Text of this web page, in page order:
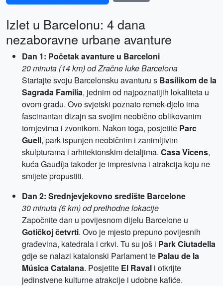
Izlet u Barcelonu: 4 dana
nezaboravne urbane avanture
Dan 1: Početak avanture u Barceloni
20 minuta (14 km) od Zračne luke Barcelona
Startajte svoju Barcelonsku avanturu s Basilikom de la
Sagrada Familia, jednim od najpoznatijih lokaliteta u
ovom gradu. Ovo svjetski poznato remek-djelo ima
fascinantan dizajn sa svojim neobično oblikovanim
tornjevima i zvonikom. Nakon toga, posjetite Parc
Guell, park ispunjen neobičnim i zanimljivim
skulpturama i arhitektonskim detaljima. Casa Vicens,
kuća Gaudíja također je impresivna i atrakcija koju ne
smijete propustiti.
Dan 2: Srednjevjekovno središte Barcelone
30 minuta (6 km) od prethodne lokacije
Započnite dan u povijesnom dijelu Barcelone u
Gotičkoj četvrti. Ovo je mjesto prepuno povijesnih
građevina, katedrala i crkvi. Tu su još i Park Ciutadella
gdje se nalazi katalonski Parlament te Palau de la
Música Catalana. Posjetite El Raval i otkrijte
jedinstvene kulturne atrakcije i udobne kafiće.